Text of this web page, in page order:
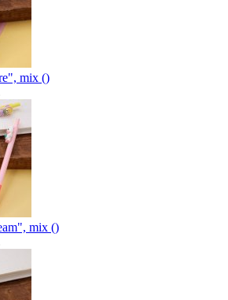
mix ()
mix ()